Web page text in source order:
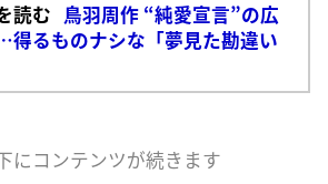
読む 鳥羽周作 “純愛宣言”の広
るものナシな「夢見た勘違い
にコンテンツが続きます